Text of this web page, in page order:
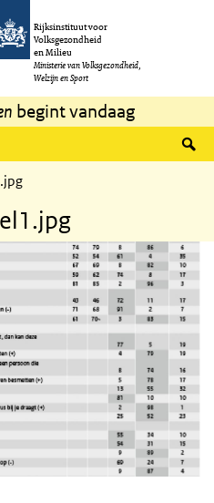
Rijksinstituut voor
Volksgezondheid
en Milieu
Ministerie van Volksgezondheid,
Welzijn en Sport
begint vandaag